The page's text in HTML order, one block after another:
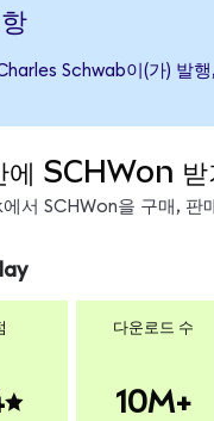
Schwab이(가) 발
에 SCHWon 받
서 SCHWon을 구매, 판
다운로드 수
10M+